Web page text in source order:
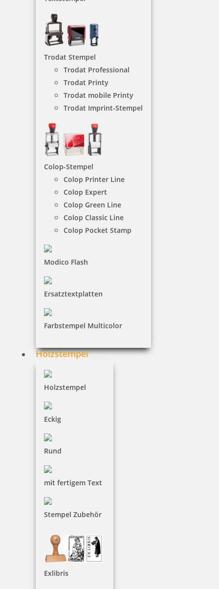
Trodat Stempel
Trodat Professional
Trodat Printy
Trodat mobile Printy
Trodat Imprint-Stempel
Colop-Stempel
Colop Printer Line
Colop Expert
Colop Green Line
Colop Classic Line
Colop Pocket Stamp
Modico Flash
Ersatztextplatten
Farbstempel Multicolor
Holzstempel
Holzstempel
Eckig
Rund
mit fertigem Text
Stempel Zubehör
Exlibris
Die Spezialstempel sind sehr stabil gebaut und
haben so eine lange Lebensdauer.
NACH WUNSCHSTEMPEL FILTERN
€-
SPEZIALSTEMPEL - KATEGORIEN
Branchenstempel
Elektrostempel
Kennzeichnungsgeräte
COLOP Little NIO